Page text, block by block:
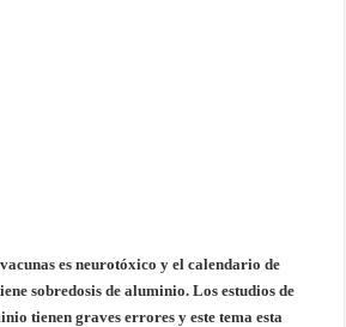
es neurotóxico y el calendario de
sobredosis de aluminio. Los estudios de
tienen graves errores y este tema esta